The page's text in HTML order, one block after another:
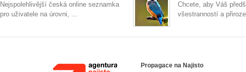
Nejspolehlivější česká online seznamka
pro uživatele na úrovni, ...
Chcete, aby Váš
všestranností a
Agentura NajistoPropagace na Najisto